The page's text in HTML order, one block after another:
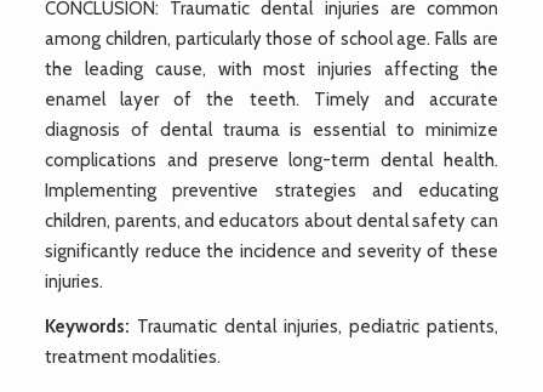
CONCLUSION: Traumatic dental injuries are common
among children, particularly those of school age. Falls are
the leading cause, with most injuries affecting the
enamel layer of the teeth. Timely and accurate
diagnosis of dental trauma is essential to minimize
complications and preserve long-term dental health.
Implementing preventive strategies and educating
children, parents, and educators about dental safety can
significantly reduce the incidence and severity of these
injuries.
Keywords: Traumatic dental injuries, pediatric patients,
treatment modalities.